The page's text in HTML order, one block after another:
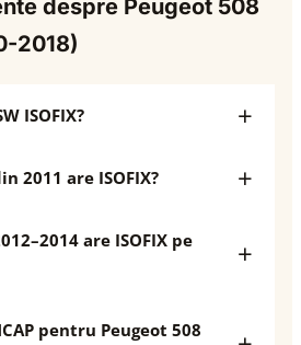
despre Peugeot 508
2018)
ISOFIX?
2011 are ISOFIX?
are ISOFIX pe
pentru Peugeot 508